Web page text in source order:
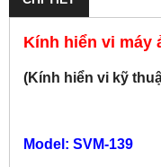
Kính hiển vi máy
(Kính hiển vi kỹ
Model: SVM-139